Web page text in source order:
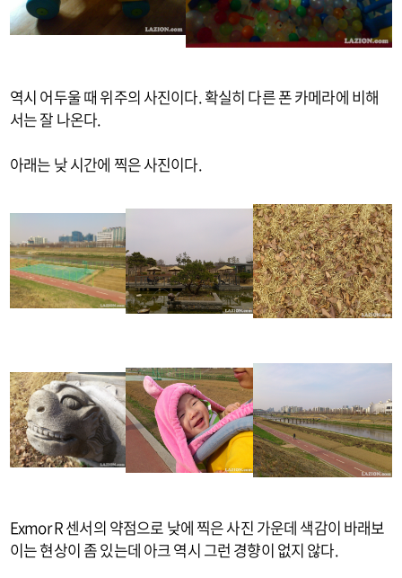
역시 어두울 때 위주의 사진이다. 확실히 다른 폰 카메라에 비해
서는 잘 나온다.
아래는 낮 시간에 찍은 사진이다.
Exmor R 센서의 약점으로 낮에 찍은 사진 가운데 색감이 바래보
이는 현상이 좀 있는데 아크 역시 그런 경향이 없지 않다.